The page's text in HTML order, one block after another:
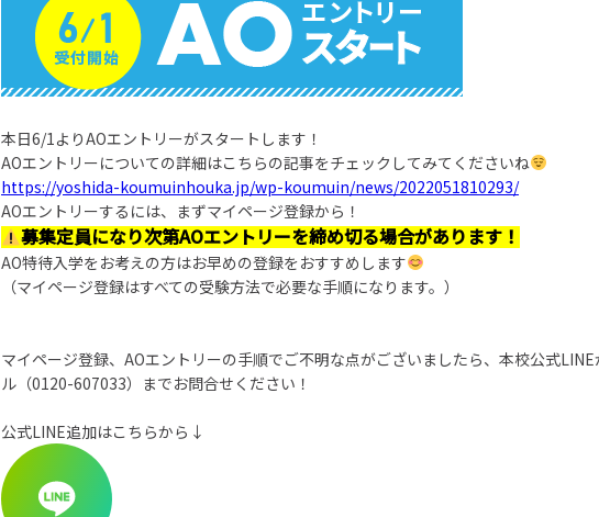
本日6/1よりAOエントリーがスタートします！
AOエントリーについての詳細はこちらの記事をチェックしてみてくださいね
https://yoshida-koumuinhouka.jp/wp-koumuin/news/2022051810293/
AOエントリーするには、まずマイページ登録から！
募集定員になり次第AOエントリーを締め切る場合があります！
AO特待入学をお考えの方はお早めの登録をおすすめします
（マイページ登録はすべての受験方法で必要な手順になります。）
マイページ登録、AOエントリーの手順でご不明な点がございましたら、本校公式LINE
ル（0120-607033）までお問合せください！
公式LINE追加はこちらから↓